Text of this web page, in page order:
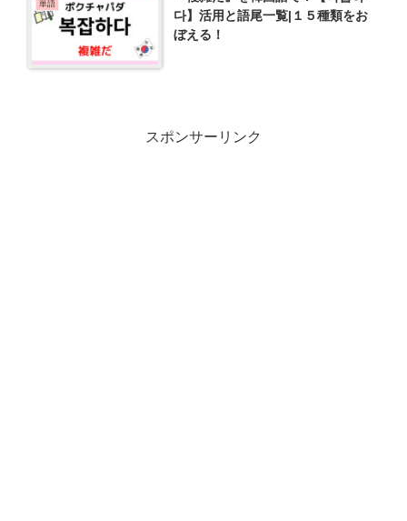
単語
다】活用と語尾一覧|１５種類をお
ぼえる！
スポンサーリンク